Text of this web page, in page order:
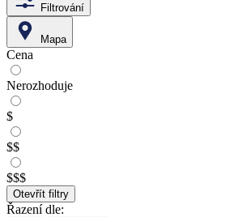
Filtrování
Mapa
Cena
Nerozhoduje
$
$$
$$$
Otevřít filtry
Řazení dle: